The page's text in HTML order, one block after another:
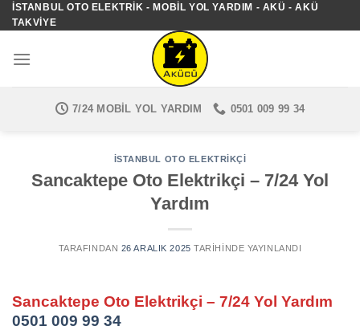
İçeriğe
atla
İSTANBUL OTO ELEKTRIK - MOBIL YOL YARDIM - AKÜ - AKÜ
TAKVIYE
7/24 MOBIL YOL YARDIM 0501 009 99 34
İSTANBUL OTO ELEKTRIKÇI
Sancaktepe Oto Elektrikçi – 7/24 Yol
Yardım
TARAFINDAN 26 ARALIK 2025 TARIHINDE YAYINLANDI
Sancaktepe Oto Elektrikçi – 7/24 Yol Yardım
0501 009 99 34